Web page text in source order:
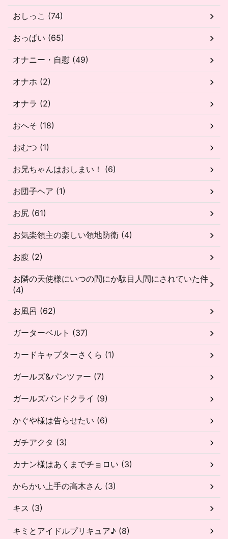
おしっこ (74)
おっぱい (65)
オナニー・自慰 (49)
オナホ (2)
オナラ (2)
おへそ (18)
おむつ (1)
お兄ちゃんはおしまい！ (6)
お団子ヘア (1)
お尻 (61)
お気楽領主の楽しい領地防衛 (4)
お腹 (2)
お隣の天使様にいつの間にか駄目人間にされていた件
(4)
お風呂 (62)
ガーターベルト (37)
カードキャプターさくら (1)
ガールズ&パンツァー (7)
ガールズバンドクライ (9)
かぐや様は告らせたい (6)
ガチアクタ (3)
カナン様はあくまでチョロい (3)
からかい上手の高木さん (3)
キス (3)
キミとアイドルプリキュア♪ (8)